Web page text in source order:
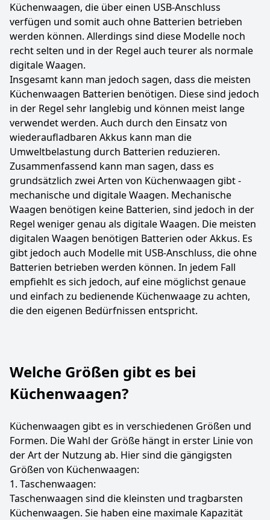
Küchenwaagen, die über einen USB-Anschluss
verfügen und somit auch ohne Batterien betrieben
werden können. Allerdings sind diese Modelle noch
recht selten und in der Regel auch teurer als normale
digitale Waagen.
Insgesamt kann man jedoch sagen, dass die meisten
Küchenwaagen Batterien benötigen. Diese sind jedoch
in der Regel sehr langlebig und können meist lange
verwendet werden. Auch durch den Einsatz von
wiederaufladbaren Akkus kann man die
Umweltbelastung durch Batterien reduzieren.
Zusammenfassend kann man sagen, dass es
grundsätzlich zwei Arten von Küchenwaagen gibt -
mechanische und digitale Waagen. Mechanische
Waagen benötigen keine Batterien, sind jedoch in der
Regel weniger genau als digitale Waagen. Die meisten
digitalen Waagen benötigen Batterien oder Akkus. Es
gibt jedoch auch Modelle mit USB-Anschluss, die ohne
Batterien betrieben werden können. In jedem Fall
empfiehlt es sich jedoch, auf eine möglichst genaue
und einfach zu bedienende Küchenwaage zu achten,
die den eigenen Bedürfnissen entspricht.
Welche Größen gibt es bei
Küchenwaagen?
Küchenwaagen gibt es in verschiedenen Größen und
Formen. Die Wahl der Größe hängt in erster Linie von
der Art der Nutzung ab. Hier sind die gängigsten
Größen von Küchenwaagen:
1. Taschenwaagen:
Taschenwaagen sind die kleinsten und tragbarsten
Küchenwaagen. Sie haben eine maximale Kapazität